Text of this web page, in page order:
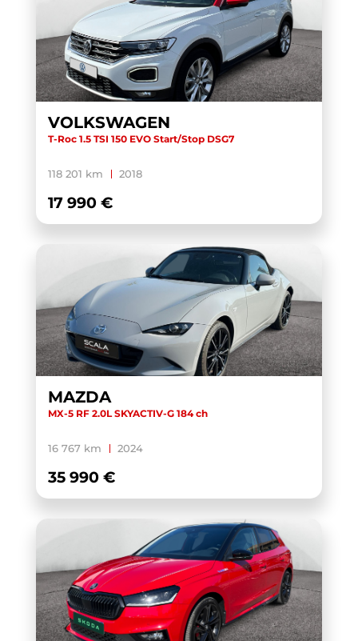
VOLKSWAGEN
T-Roc 1.5 TSI 150 EVO Start/Stop DSG7
118 201 km 2018
17 990 €
MAZDA
MX-5 RF 2.0L SKYACTIV-G 184 ch
16 767 km 2024
35 990 €